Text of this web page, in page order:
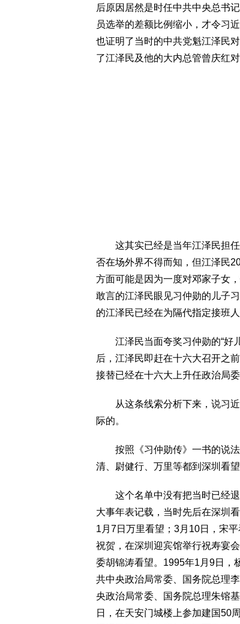
后原因居然是时任中共中央总书
员选举的差额比例缩小，才令习
也证明了当时的中共党魁江泽民
了江泽民及他的大内总管曾庆红
这其实已经是当年江泽民担任
否在场外界不得而知，但江泽民
方面可能是因为一度对邓家子女
敢言的江泽民眼见习仲勋的儿子
的江泽民已经在为隔代指定接班人
江泽民当面夸奖习仲勋的“好儿
后，江泽民即赶在十六大召开之
接替已经在十六大上升任政治局
从这条线索分析下来，说习近
际的。
按照《习仲勋传》一书的说法
清、尉健行、万里等都到深圳看
这个名单中没有把当时已经退
大事年表记载，当时先后在深圳
1月7日万里看望；3月10日，宋
祝贺，在深圳迎宾馆举行祝寿宴
委胡锦涛看望。1995年1月9日，
共中央政治局常委、国务院总理
央政治局常委、国务院总理朱镕
日，在天安门城楼上参加建国50